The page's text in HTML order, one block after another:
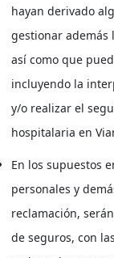
hayan derivado
gestionar además
así como que
incluyendo la
y/o realizar el
hospitalaria en
En los supuestos
personales y
reclamación,
de seguros, con